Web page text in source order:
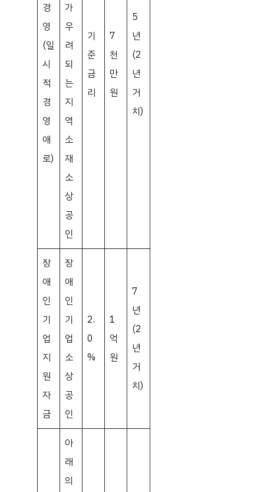
경
영
(일
시
적
경
영
애
로)
가
우
려
되
는
지
역
소
재
소
상
공
인
기
준
금
리
7
천
만
원
5
년
(2
년
거
치)
장
애
인
기
업
지
원
자
금
장
애
인
기
업
소
상
공
인
2.
0
%
1
억
원
7
년
(2
년
거
치)
아
래
의